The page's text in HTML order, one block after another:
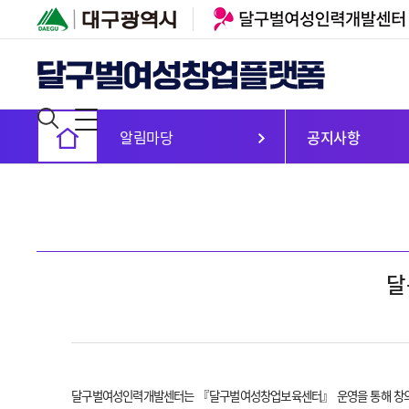
알림마당 공지사항
달구벌여성인력개발센터는 『달구벌여성창업보육센터』 운영을 통해